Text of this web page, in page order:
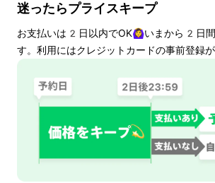
迷ったらプライスキープ
お支払いは 2 日以内でOK🙆‍♀️いまから 2 日
す。利用にはクレジットカードの事前登録が